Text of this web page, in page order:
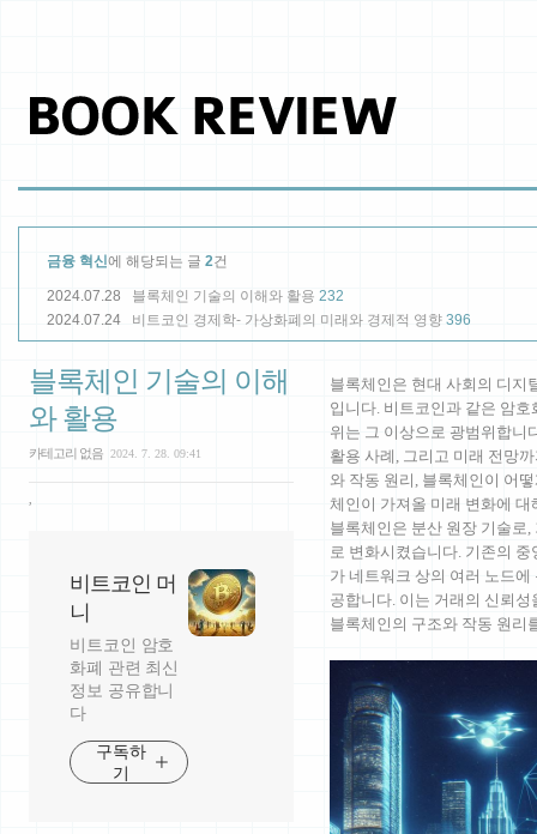
금융 혁신에 해당되는 글 2건
2024.07.28 블록체인 기술의 이해와 활용 232
2024.07.24
비트코인 경제학- 가상화폐의 미래와 경제적 영향 396
블록체인 기술의 이해
와 활용
카테고리 없음 2024. 7. 28. 09:41
비트코인 머
니
비트코인 암호
화폐 관련 최신
정보 공유합니
다
구독하
기
블록체인은 현대 사회의 디지
입니다. 비트코인과 같은 암
위는 그 이상으로 광범위합니
활용 사례, 그리고 미래 전망
와 작동 원리, 블록체인이 어
체인이 가져올 미래 변화에 대
블록체인은 분산 원장 기술로
로 변화시켰습니다. 기존의
가 네트워크 상의 여러 노드
공합니다. 이는 거래의 신뢰
블록체인의 구조와 작동 원리